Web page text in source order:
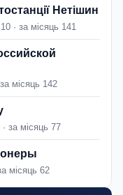
Нетішин
· за місяць 141
місяць 142
за місяць 77
місяць 62